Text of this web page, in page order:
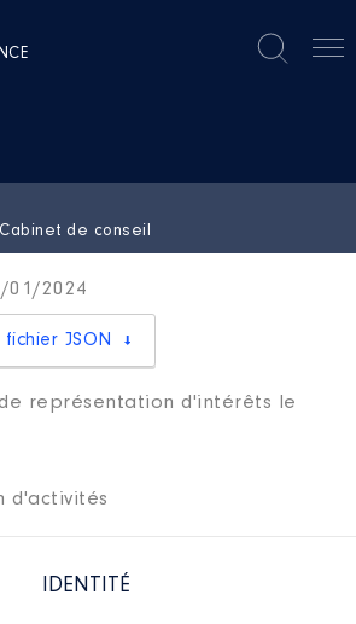
de conseil
01/2024
JSON
représentation d'intérêts le
d'activités
IDENTITÉ